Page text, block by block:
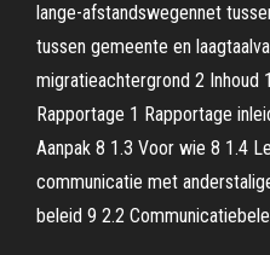
lange-afstandswegennet
tussen gemeente en
migratieachtergrond 2 Inhoud
Rapportage 1 Rapportage
Aanpak 8 1.3 Voor wie 8 1.4
communicatie met
beleid 9 2.2